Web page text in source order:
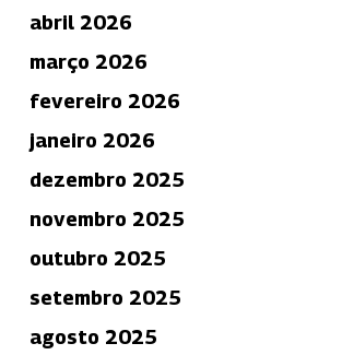
abril 2026
março 2026
fevereiro 2026
janeiro 2026
dezembro 2025
novembro 2025
outubro 2025
setembro 2025
agosto 2025